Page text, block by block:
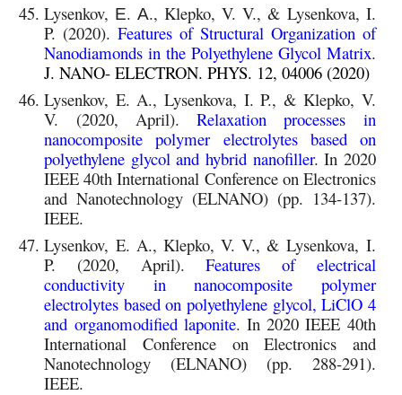
Lysenkov, Е. А., Klepko, V. V., & Lysenkova, I.
P. (2020).Features of Structural Organization of
Nanodiamonds in the Polyethylene Glycol Matrix.
J. NANO- ELECTRON. PHYS. 12, 04006 (2020)
Lysenkov, E. A., Lysenkova, I. P., & Klepko, V.
V. (2020, April).Relaxation processes in
nanocomposite polymer electrolytes based on
polyethylene glycol and hybrid nanofiller. In 2020
IEEE 40th International Conference on Electronics
and Nanotechnology (ELNANO) (pp. 134-137).
IEEE.
Lysenkov, E. A., Klepko, V. V., & Lysenkova, I.
P. (2020, April).
Features of electrical
conductivity in nanocomposite polymer
electrolytes based on polyethylene glycol, LiClO 4
and organomodified laponite. In 2020 IEEE 40th
International Conference on Electronics and
Nanotechnology (ELNANO) (pp. 288-291).
IEEE.